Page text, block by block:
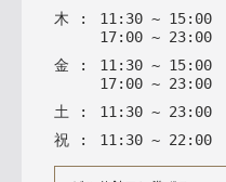
木 : 11 : 30 ~ 15: 00
17: 00 ~ 23: 00
金 : 11 : 30 ~ 15: 00
17: 00 ~ 23: 00
土 : 11 : 30 ~ 23: 00
祝 : 11 : 30 ~ 22 : 00